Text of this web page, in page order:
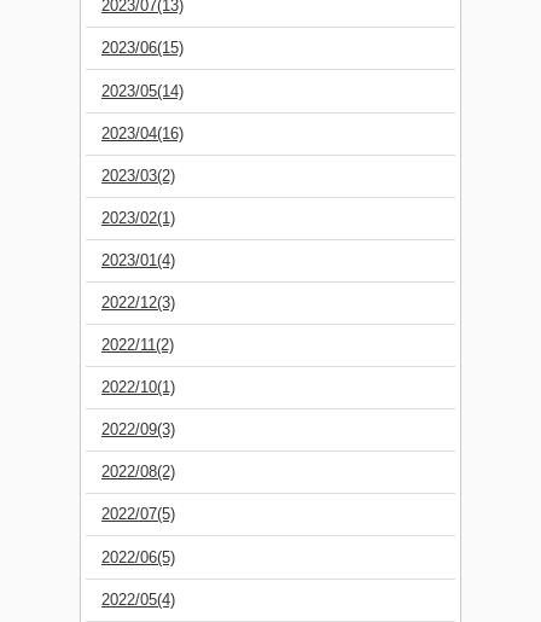
2023/07(13)
2023/06(15)
2023/05(14)
2023/04(16)
2023/03(2)
2023/02(1)
2023/01(4)
2022/12(3)
2022/11(2)
2022/10(1)
2022/09(3)
2022/08(2)
2022/07(5)
2022/06(5)
2022/05(4)